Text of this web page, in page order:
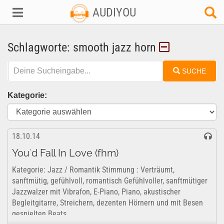
AUDIYOU
Schlagworte: smooth jazz horn
SUCHE
Kategorie:
18.10.14
You`d Fall In Love (fhm)
Kategorie: Jazz / Romantik Stimmung : Verträumt,
sanftmütig, gefühlvoll, romantisch Gefühlvoller, sanftmütiger
Jazzwalzer mit Vibrafon, E-Piano, Piano, akustischer
Begleitgitarre, Streichern, dezenten Hörnern und mit Besen
gespielten Beats....